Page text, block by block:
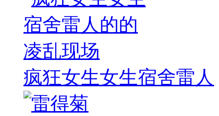
疯狂女生女生宿舍雷人